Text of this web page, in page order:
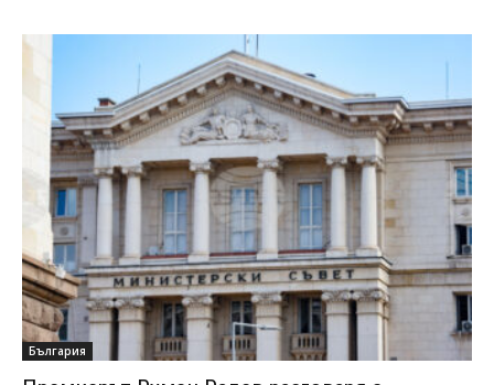
България